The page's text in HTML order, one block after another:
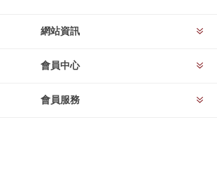
網站資訊
會員中心
會員服務